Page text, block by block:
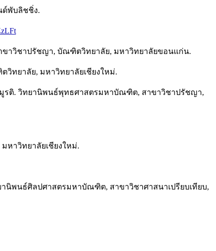
ด์พับลิชชิ่ง.
ขาวิชาปรัชญา, บัณฑิตวิทยาลัย, มหาวิทยาลัยขอนแก่น.
ทยาลัย, มหาวิทยาลัยเชียงใหม่.
มูรติ. วิทยานิพนธ์พุทธศาสตรมหาบัณฑิต, สาขาวิชาปรัชญา,
าวิทยาลัยเชียงใหม่.
นิพนธ์ศิลปศาสตรมหาบัณฑิต, สาขาวิชาศาสนาเปรียบเทียบ,